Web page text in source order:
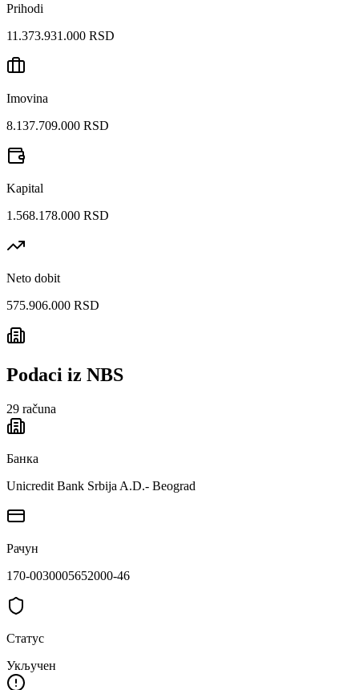
Prihodi
11.373.931.000 RSD
Imovina
8.137.709.000 RSD
Kapital
1.568.178.000 RSD
Neto dobit
575.906.000 RSD
Podaci iz NBS
29 računa
Банка
Unicredit Bank Srbija A.D.- Beograd
Рачун
170-0030005652000-46
Статус
Укључен